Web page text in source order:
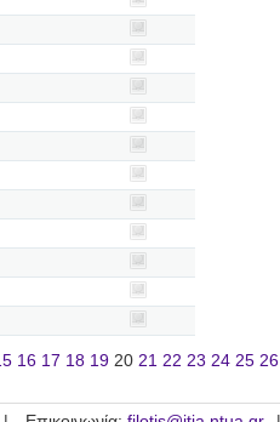
16 17 18 19 20 21 22 23 24 25 26